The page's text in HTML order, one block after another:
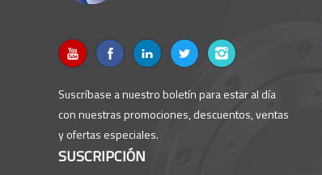
Suscríbase a nuestro boletín para estar al día
con nuestras promociones, descuentos, ventas
y ofertas especiales.
SUSCRIPCIÓN